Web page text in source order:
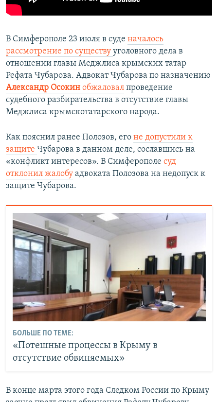
В Симферополе 23 июля в суде началось
рассмотрение по существу уголовного дела в
отношении главы Меджлиса крымских татар
Рефата Чубарова. Адвокат Чубарова по назначению
Александр Осокин обжаловал проведение
судебного разбирательства в отсутствие главы
Меджлиса крымскотатарского народа.
Как пояснил ранее Полозов, его не допустили к
защите Чубарова в данном деле, сославшись на
«конфликт интересов». В Симферополе суд
отклонил жалобу адвоката Полозова на недопуск к
защите Чубарова.
БОЛЬШЕ ПО ТЕМЕ:
«Потешные процессы в Крыму в
отсутствие обвиняемых»
В конце марта этого года Следком России по Крыму